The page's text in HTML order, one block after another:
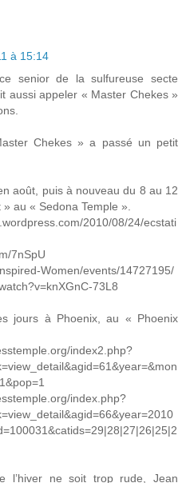
à 15:14
senior de la sulfureuse secte
aussi appeler « Master Chekes »
Chekes » a passé un petit
août, puis à nouveau du 8 au 12
au « Sedona Temple ».
2010/08/24/ecstati
7nSpU
Women/events/14727195/
73L8
jours à Phoenix, au « Phoenix
index2.php?
index.php?
l’hiver ne soit trop rude, Jean